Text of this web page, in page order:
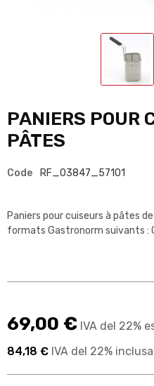
PANIERS POUR
PÂTES
Code RF_03847_57101
Paniers pour cuiseurs à pâtes
formats Gastronorm suivants :
69,00 € IVA del 22%
84,18 € IVA del 22% inclusa